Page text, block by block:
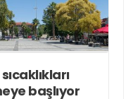
başlıyor